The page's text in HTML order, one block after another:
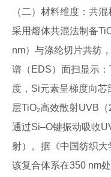
（二）材料维度：共
采用熔体共混法制备
nm）与涤纶切片共纺
谱（EDS）面扫显示
度，Si元素呈梯度向
层TiO₂高效散射UVB
通过Si–O键振动吸收
射）。据《中国纺织大
该复合体系在350 nm处